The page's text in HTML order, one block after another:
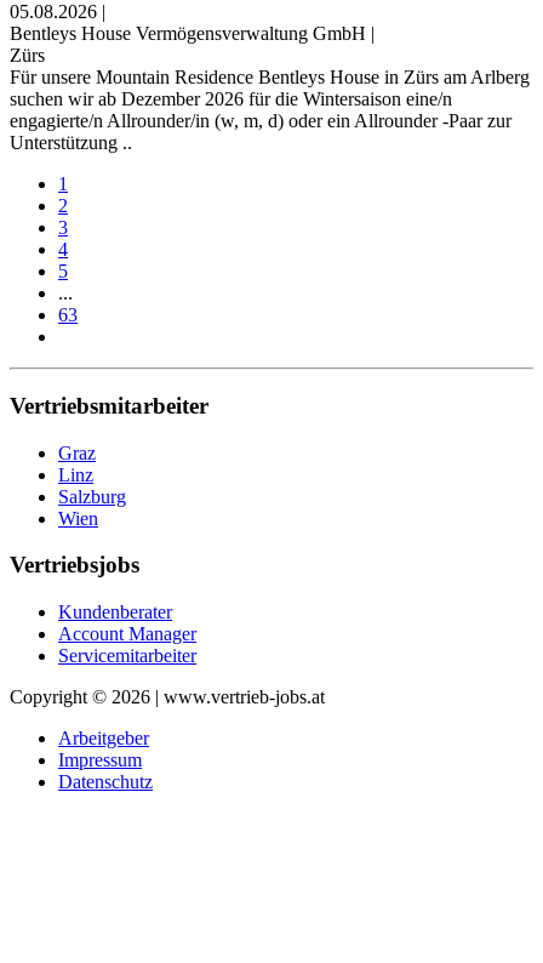
05.08.2026 |
Bentleys House Vermögensverwaltung GmbH |
Zürs
Für unsere Mountain Residence Bentleys House in Zürs am Arlberg
suchen wir ab Dezember 2026 für die Wintersaison eine/n
engagierte/n Allrounder/in (w, m, d) oder ein Allrounder -Paar zur
Unterstützung ..
1
2
3
4
5
...
63
Vertriebsmitarbeiter
Graz
Linz
Salzburg
Wien
Vertriebsjobs
Kundenberater
Account Manager
Servicemitarbeiter
Copyright © 2026 | www.vertrieb-jobs.at
Arbeitgeber
Impressum
Datenschutz